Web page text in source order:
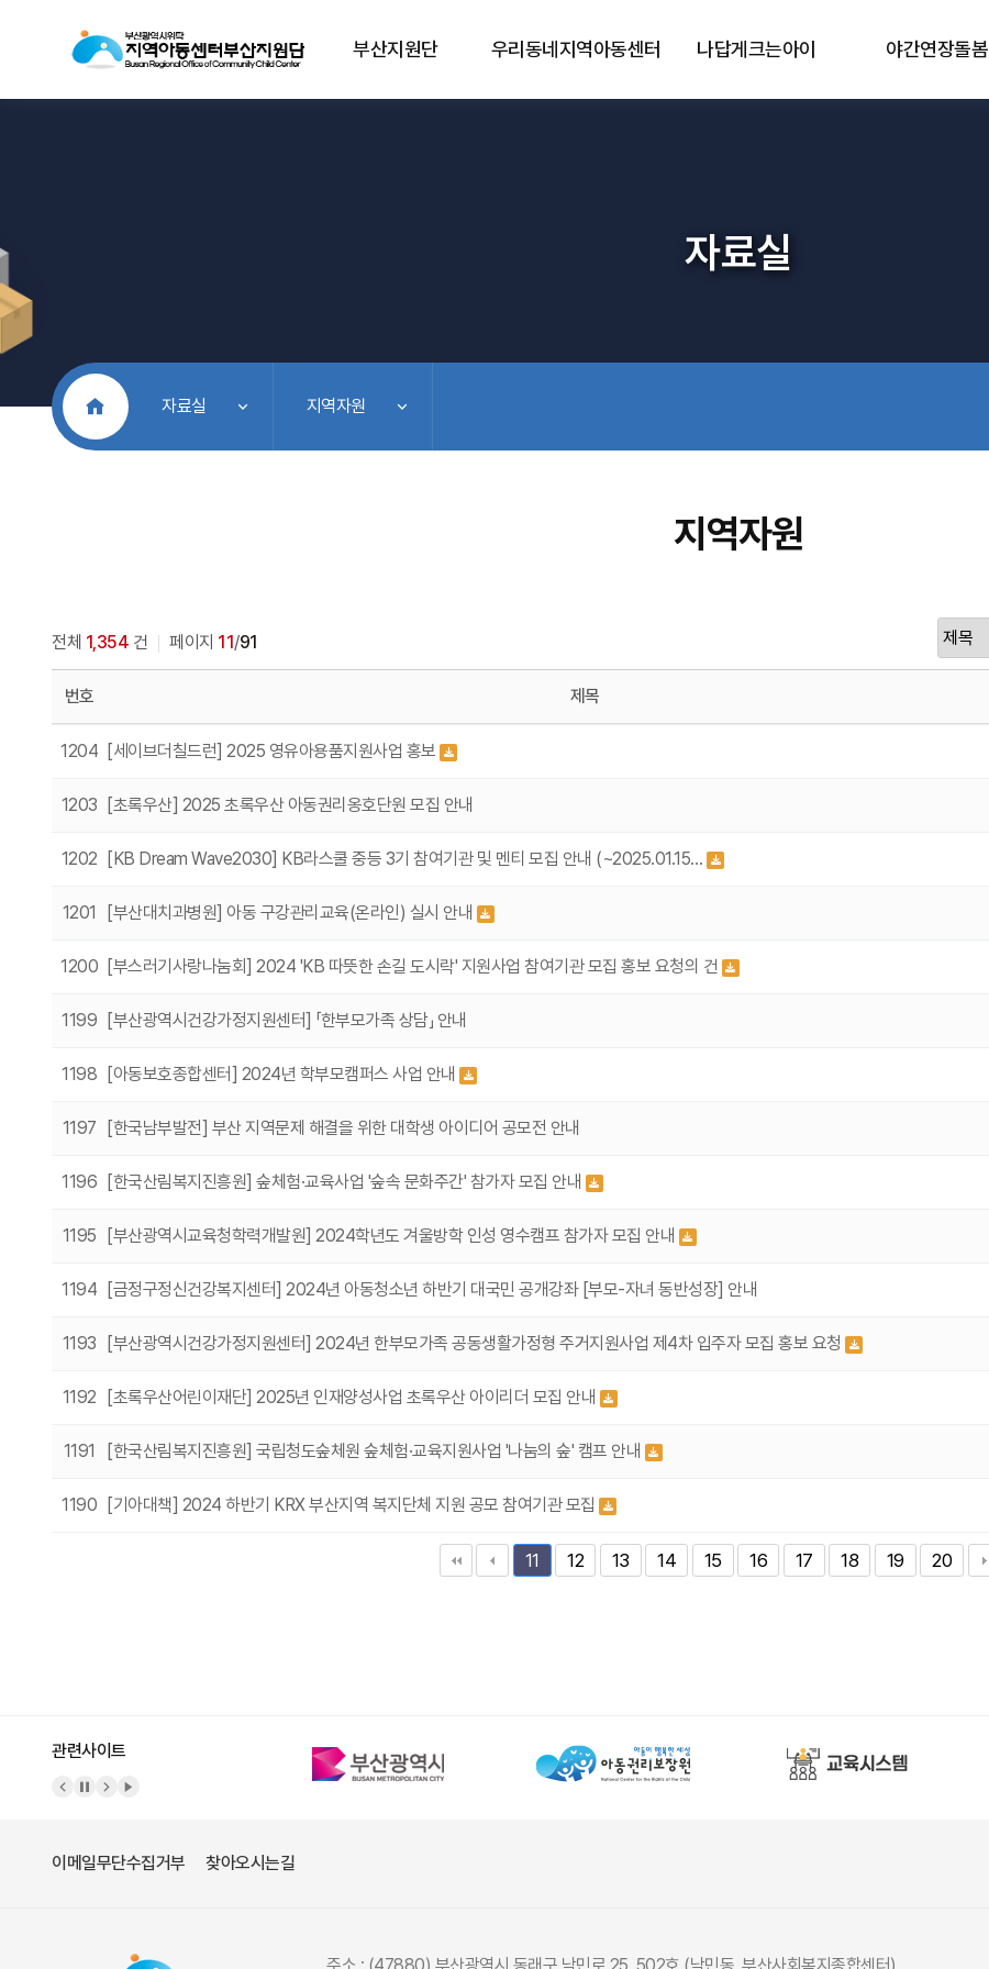
부산지원단 우리동네지역아동센터 나답게크는아이 야간연장돌봄
자료실
처음으로자료실 지역자원
지역자원
전체 1,354 건 페이지 11/91
번호 제목
1204 [세이브더칠드런] 2025 영유아용품지원사업 홍보
1203 [초록우산] 2025 초록우산 아동권리옹호단원 모집 안내
1202 [KB Dream Wave2030] KB라스쿨 중등 3기 참여기관 및 멘티 모집 안내 (~2025.01.15…
1201 [부산대치과병원] 아동 구강관리교육(온라인) 실시 안내
1200 [부스러기사랑나눔회] 2024 'KB 따뜻한 손길 도시락' 지원사업 참여기관 모집 홍보 요청의 건
1199 [부산광역시건강가정지원센터] 「한부모가족 상담」 안내
1198 [아동보호종합센터] 2024년 학부모캠퍼스 사업 안내
1197 [한국남부발전] 부산 지역문제 해결을 위한 대학생 아이디어 공모전 안내
1196 [한국산림복지진흥원] 숲체험·교육사업 '숲속 문화주간' 참가자 모집 안내
1195 [부산광역시교육청학력개발원] 2024학년도 겨울방학 인성 영수캠프 참가자 모집 안내
1194 [금정구정신건강복지센터] 2024년 아동청소년 하반기 대국민 공개강좌 [부모-자녀 동반성장] 안내
1193 [부산광역시건강가정지원센터] 2024년 한부모가족 공동생활가정형 주거지원사업 제4차 입주자 모집 홍보 요청
1192 [초록우산어린이재단] 2025년 인재양성사업 초록우산 아이리더 모집 안내
1191 [한국산림복지진흥원] 국립청도숲체원 숲체험·교육지원사업 '나눔의 숲' 캠프 안내
1190 [기아대책] 2024 하반기 KRX 부산지역 복지단체 지원 공모 참여기관 모집
11 12 13 14 15 16 17 18 19 20
맨끝
관련사이트
이메일무단수집거부 찾아오시는길